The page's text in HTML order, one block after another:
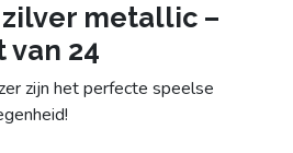
metallic –
van 24
zijn het perfecte speelse